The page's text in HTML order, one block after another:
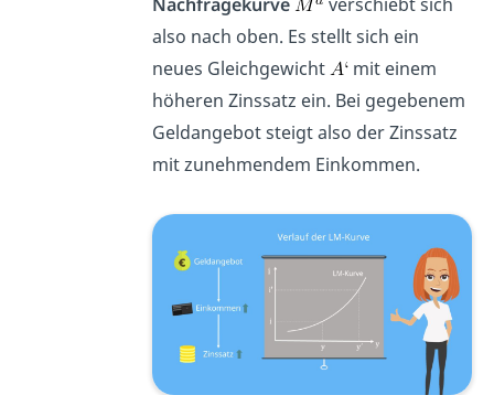
also nach oben. Es stellt sich ein
neues Gleichgewicht
mit einem
höheren Zinssatz ein. Bei gegebenem
Geldangebot steigt also der Zinssatz
mit zunehmendem Einkommen.